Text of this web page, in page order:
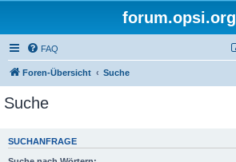
forum.opsi.org
FAQ
Foren-Übersicht Suche
Suche
SUCHANFRAGE